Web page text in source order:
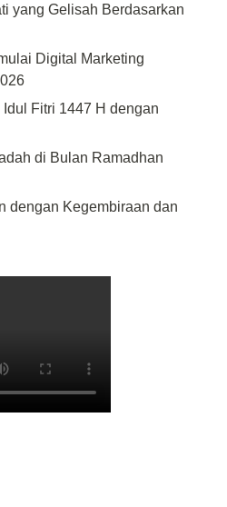
yang Gelisah Berdasarkan
Digital Marketing
Fitri 1447 H dengan
di Bulan Ramadhan
dengan Kegembiraan dan